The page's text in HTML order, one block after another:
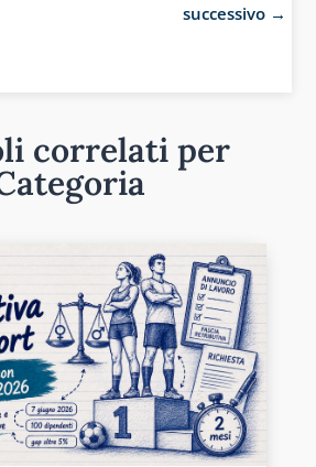
successivo →
correlati per